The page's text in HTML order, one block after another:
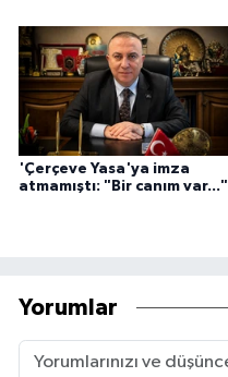
'Çerçeve Yasa'ya imza
atmamıştı: "Bir canım var..."
Yorumlar